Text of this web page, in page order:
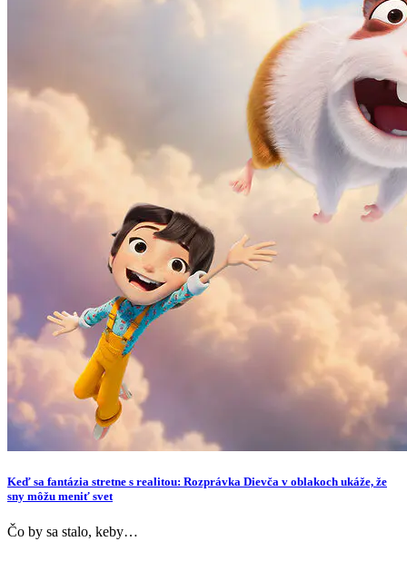
Keď sa fantázia stretne s realitou: Rozprávka Dievča v oblakoch ukáže, že
sny môžu meniť svet
Čo by sa stalo, keby…